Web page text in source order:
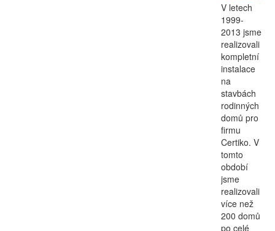
V letech
1999-
2013 jsme
realizovali
kompletní
instalace
na
stavbách
rodinných
domů pro
firmu
Certiko. V
tomto
období
jsme
realizovali
více než
200 domů
po celé